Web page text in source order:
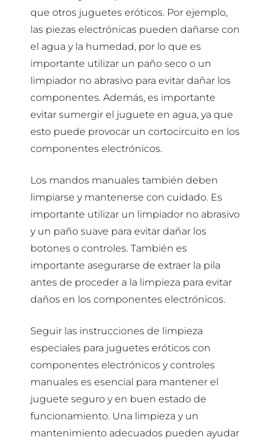
que otros juguetes eróticos. Por ejemplo,
las piezas electrónicas pueden dañarse con
el agua y la humedad, por lo que es
importante utilizar un paño seco o un
limpiador no abrasivo para evitar dañar los
componentes. Además, es importante
evitar sumergir el juguete en agua, ya que
esto puede provocar un cortocircuito en los
componentes electrónicos.
Los mandos manuales también deben
limpiarse y mantenerse con cuidado. Es
importante utilizar un limpiador no abrasivo
y un paño suave para evitar dañar los
botones o controles. También es
importante asegurarse de extraer la pila
antes de proceder a la limpieza para evitar
daños en los componentes electrónicos.
Seguir las instrucciones de limpieza
especiales para juguetes eróticos con
componentes electrónicos y controles
manuales es esencial para mantener el
juguete seguro y en buen estado de
funcionamiento. Una limpieza y un
mantenimiento adecuados pueden ayudar